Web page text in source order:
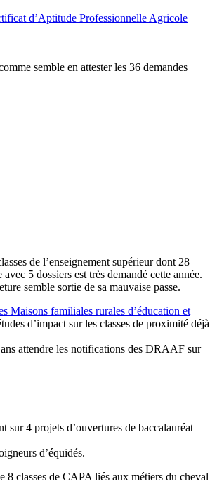
d’Aptitude Professionnelle Agricole
semble en attester les 36 demandes
de l’enseignement supérieur dont 28
5 dossiers est très demandé cette année.
semble sortie de sa mauvaise passe.
Maisons familiales rurales d’éducation et
d’impact sur les classes de proximité déjà
attendre les notifications des DRAAF sur
sur 4 projets d’ouvertures de baccalauréat
d’équidés.
8 classes de CAPA liés aux métiers du cheval